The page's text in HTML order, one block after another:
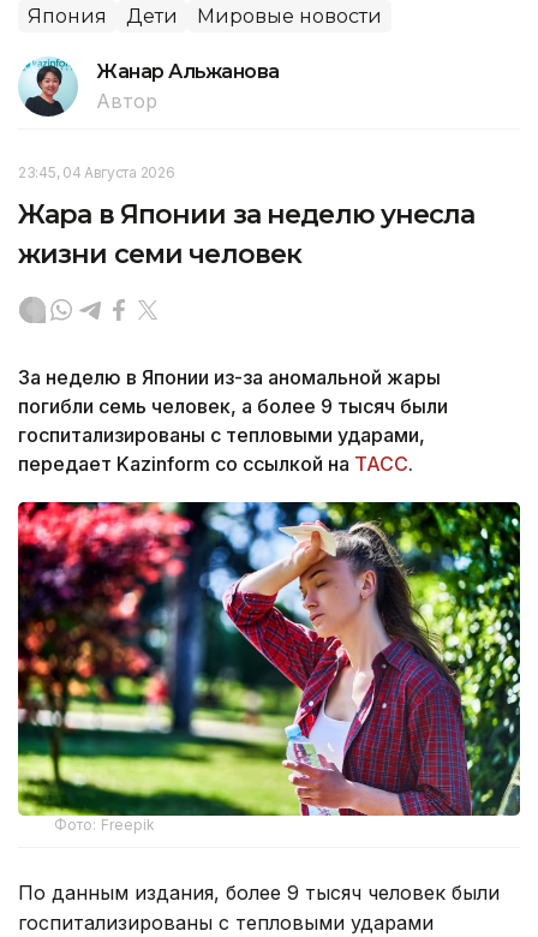
Япония Дети Мировые новости
Жанар Альжанова
Автор
23:45, 04 Августа 2026
Жара в Японии за неделю унесла
жизни семи человек
За неделю в Японии из-за аномальной жары
погибли семь человек, а более 9 тысяч были
госпитализированы с тепловыми ударами,
передает Kazinform со ссылкой на ТАСС.
Фото: Freepik
По данным издания, более 9 тысяч человек были
госпитализированы с тепловыми ударами